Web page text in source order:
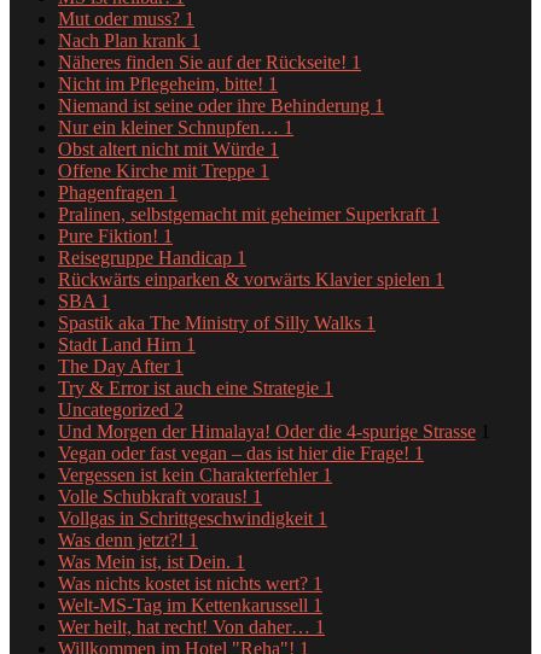
Mut oder muss? 1
Nach Plan krank 1
Näheres finden Sie auf der Rückseite! 1
Nicht im Pflegeheim, bitte! 1
Niemand ist seine oder ihre Behinderung 1
Nur ein kleiner Schnupfen… 1
Obst altert nicht mit Würde 1
Offene Kirche mit Treppe 1
Phagenfragen 1
Pralinen, selbstgemacht mit geheimer Superkraft 1
Pure Fiktion! 1
Reisegruppe Handicap 1
Rückwärts einparken & vorwärts Klavier spielen 1
SBA 1
Spastik aka The Ministry of Silly Walks 1
Stadt Land Hirn 1
The Day After 1
Try & Error ist auch eine Strategie 1
Uncategorized 2
Und Morgen der Himalaya! Oder die 4-spurige Strasse 1
Vegan oder fast vegan – das ist hier die Frage! 1
Vergessen ist kein Charakterfehler 1
Volle Schubkraft voraus! 1
Vollgas in Schrittgeschwindigkeit 1
Was denn jetzt?! 1
Was Mein ist, ist Dein. 1
Was nichts kostet ist nichts wert? 1
Welt-MS-Tag im Kettenkarussell 1
Wer heilt, hat recht! Von daher… 1
Willkommen im Hotel "Reha"! 1